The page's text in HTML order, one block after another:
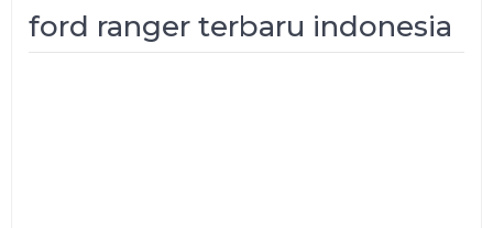
ford ranger terbaru indonesia